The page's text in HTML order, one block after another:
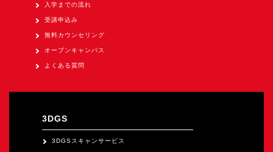
Tsumiki Community Day 2026
（5/27～28 秋葉原UDX）に出展。
求人申込み
入学までの流れ
受講申込み
無料カウンセリング
オープンキャンパス
よくある質問
3DGS
3DGSスキャンサービス